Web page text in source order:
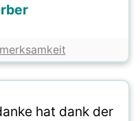
hat dank der